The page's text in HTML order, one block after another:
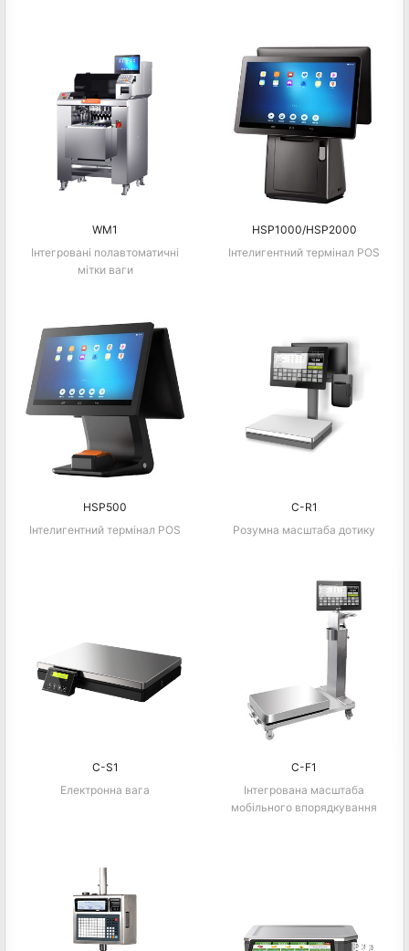
WM1
Інтегровані полавтоматичні
мітки ваги
HSP1000/HSP2000
Інтелигентний термінал POS
HSP500
Інтелигентний термінал POS
C-R1
Розумна масштаба дотику
C-S1
Електронна вага
C-F1
Інтегрована масштаба
мобільного впорядкування